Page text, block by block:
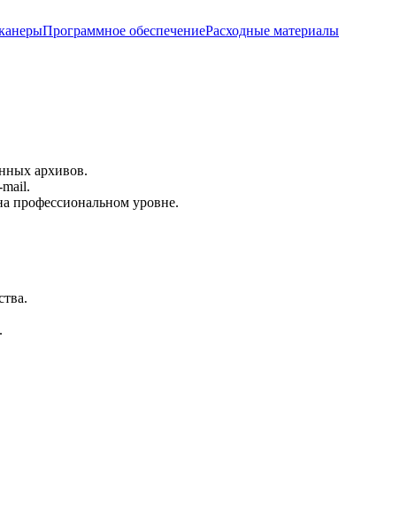
Программное обеспечениеРасходные материалы
архивов.
профессиональном уровне.